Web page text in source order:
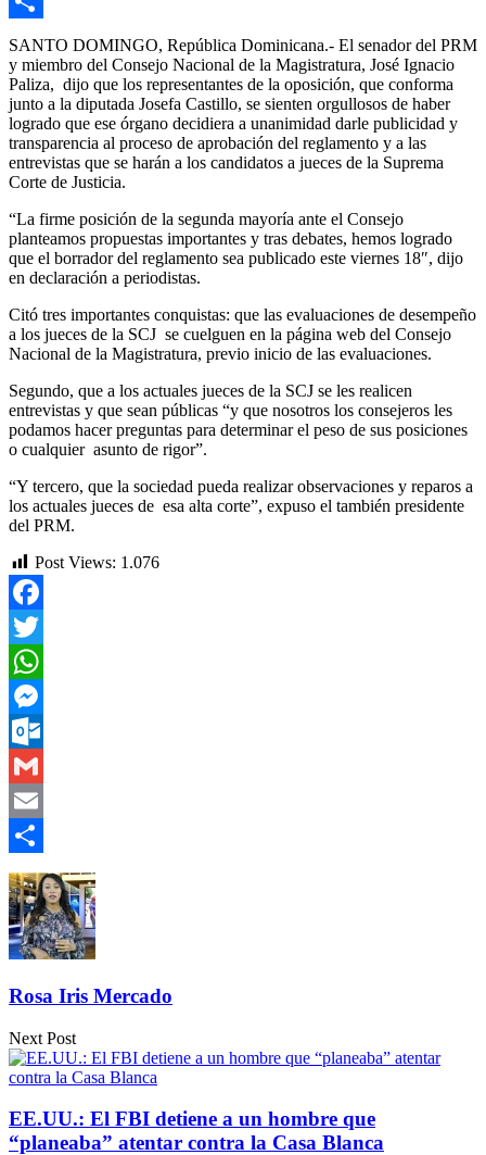
Compartir
SANTO DOMINGO, República Dominicana.- El senador del PRM
y miembro del Consejo Nacional de la Magistratura, José Ignacio
Paliza, dijo que los representantes de la oposición, que conforma
junto a la diputada Josefa Castillo, se sienten orgullosos de haber
logrado que ese órgano decidiera a unanimidad darle publicidad y
transparencia al proceso de aprobación del reglamento y a las
entrevistas que se harán a los candidatos a jueces de la Suprema
Corte de Justicia.
“La firme posición de la segunda mayoría ante el Consejo
planteamos propuestas importantes y tras debates, hemos logrado
que el borrador del reglamento sea publicado este viernes 18″, dijo
en declaración a periodistas.
Citó tres importantes conquistas: que las evaluaciones de desempeño
a los jueces de la SCJ se cuelguen en la página web del Consejo
Nacional de la Magistratura, previo inicio de las evaluaciones.
Segundo, que a los actuales jueces de la SCJ se les realicen
entrevistas y que sean públicas “y que nosotros los consejeros les
podamos hacer preguntas para determinar el peso de sus posiciones
o cualquier asunto de rigor”.
“Y tercero, que la sociedad pueda realizar observaciones y reparos a
los actuales jueces de esa alta corte”, expuso el también presidente
del PRM.
Post Views: 1.076
Facebook
Twitter
WhatsApp
Messenger
Outlook.com
Gmail
Email
Compartir
Rosa Iris Mercado
Next Post
EE.UU.: El FBI detiene a un hombre que
“planeaba” atentar contra la Casa Blanca